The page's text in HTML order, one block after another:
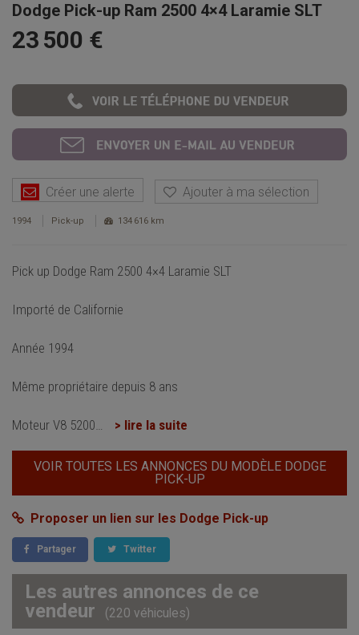
Dodge Pick-up Ram 2500 4×4 Laramie SLT
23 500 €
Créer une alerte Ajouter à ma sélection
1994 Pick-up 134 616 km
Pick up Dodge Ram 2500 4×4 Laramie SLT
Importé de Californie
Année 1994
Même propriétaire depuis 8 ans
Moteur V8 5200… > lire la suite
VOIR TOUTES LES ANNONCES DU MODÈLE DODGE
PICK-UP
Proposer un lien sur les Dodge Pick-up
Partager Twitter
Les autres annonces de ce
vendeur
(220 véhicules)